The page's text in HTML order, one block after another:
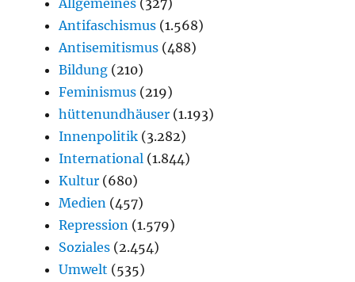
Antifaschismus (1.568)
Antisemitismus (488)
Bildung (210)
Feminismus (219)
hüttenundhäuser (1.193)
Innenpolitik (3.282)
International (1.844)
Kultur (680)
Medien (457)
Repression (1.579)
Soziales (2.454)
Umwelt (535)